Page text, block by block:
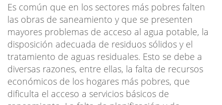
Es común que en los sectores más pobres falten
las obras de saneamiento y que se presenten
mayores problemas de acceso al agua potable, la
disposición adecuada de residuos sólidos y el
tratamiento de aguas residuales. Esto se debe a
diversas razones, entre ellas, la falta de recursos
económicos de los hogares más pobres, que
dificulta el acceso a servicios básicos de